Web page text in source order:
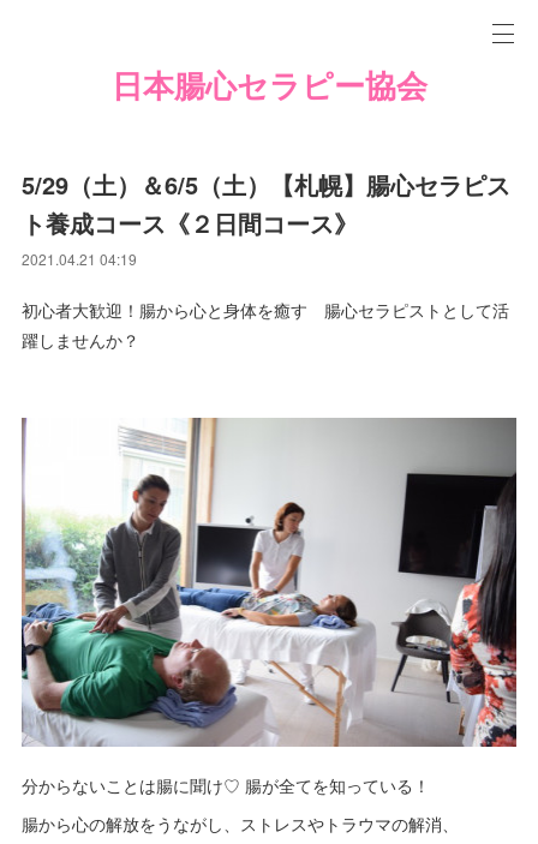
日本腸心セラピー協会
5/29（土）＆6/5（土）【札幌】腸心セラピス
ト養成コース《２日間コース》
2021.04.21 04:19
初心者大歓迎！腸から心と身体を癒す 腸心セラピストとして活
躍しませんか？
分からないことは腸に聞け♡ 腸が全てを知っている！
腸から心の解放をうながし、ストレスやトラウマの解消、